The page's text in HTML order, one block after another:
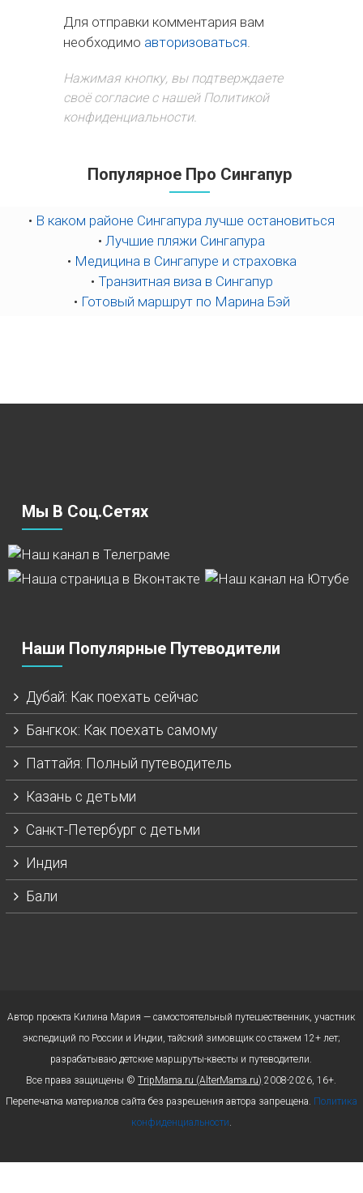
Для отправки комментария вам
необходимо авторизоваться
Нажимая кнопку, вы подтверждаете
своё согласие с нашей Политикой
конфиденциальности.
Популярное Про Сингапур
• В каком районе Сингапура лучше остановиться
• Лучшие пляжи Сингапура
• Медицина в Сингапуре и страховка
• Транзитная виза в Сингапур
• Готовый маршрут по Марина Бэй
Мы В Соц.сетях
Наши Популярные Путеводители
Дубай: Как поехать сейчас
Бангкок: Как поехать самому
Паттайя: Полный путеводитель
Казань с детьми
Санкт-Петербург с детьми
Индия
Бали
Автор проекта Килина Мария — самостоятельный путешественник, участник
экспедиций по России и Индии, тайский зимовщик со стажем 12+ лет;
разрабатываю детские маршруты-квесты и путеводители.
Все права защищены ©TripMama.ru (AlterMama.ru) 2008-2026, 16+.
Перепечатка материалов сайта без разрешения автора запрещена. Политика
конфиденциальности.